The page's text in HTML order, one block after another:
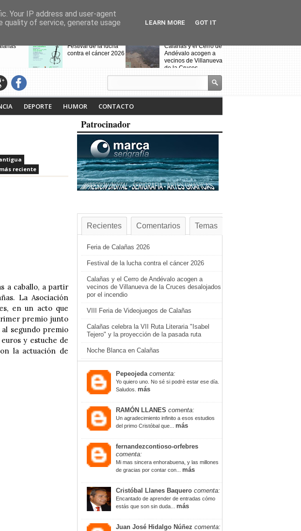
Festival de la lucha
contra el cáncer 2026
Calañas y el Cerro de
Andévalo acogen a
vecinos de Villanueva
de la Cruces
desalojados por el
Calañas celebra la VII
Tejero" y la
proyección de la
pasada ruta
Noche Blanca en
escuela de baile
DEPORTE HUMOR CONTACTO
reciente
a caballo, a partir
La Asociación
en un acto que
premio junto
segundo premio
y estuche de
la actuación de
Patrocinador
Recientes Comentarios Temas
Feria de Calañas 2026
Festival de la lucha contra el cáncer 2026
Calañas y el Cerro de Andévalo acogen a
vecinos de Villanueva de la Cruces desalojados
por el incendio
VIII Feria de Videojuegos de Calañas
Calañas celebra la VII Ruta Literaria "Isabel
Tejero" y la proyección de la pasada ruta
Noche Blanca en Calañas
Pepeojeda comenta:
Yo quiero uno. No sé si podrè estar ese día.
Saludos. más
RAMÓN LLANES comenta:
Un agradecimiento infinito a esos estudios
del primo Cristóbal que... más
fernandezcontioso-orfebres
comenta:
Mi mas sincera enhorabuena, y las millones
de gracias por contar con... más
Cristóbal Llanes Baquero comenta:
Encantado de aprender de entradas cómo
estás que son sin duda... más
Juan José Hidalgo Núñez comenta:
Your IP address and user-agent
quality of service, generate usage
LEARN MORE GOT IT